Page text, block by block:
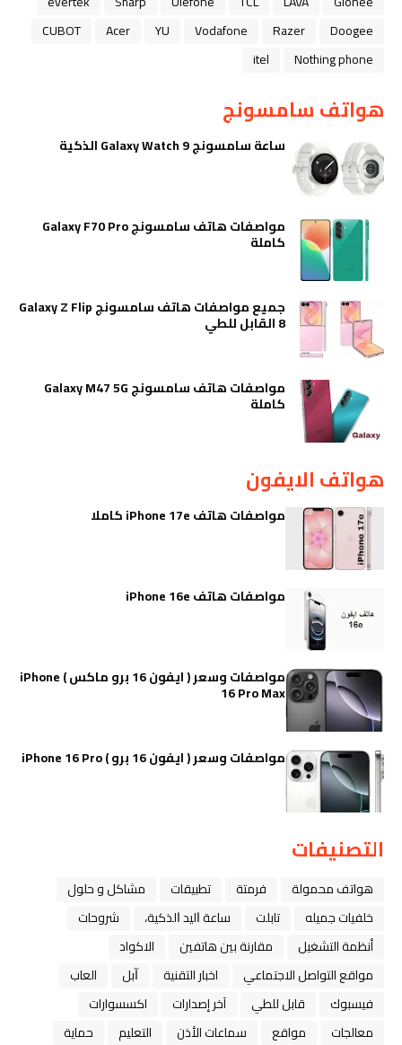
Doogee
Razer
Vodafone
YU
Acer
CUBOT
Nothing phone
itel
هواتف سامسونج
ساعة سامسونج Galaxy Watch 9 الذكية
مواصفات هاتف سامسونج Galaxy F70 Pro
كاملة
جميع مواصفات هاتف سامسونج Galaxy Z Flip
8 القابل للطي
مواصفات هاتف سامسونج Galaxy M47 5G
كاملة
هواتف الايفون
مواصفات هاتف iPhone 17e كاملا
مواصفات هاتف iPhone 16e
مواصفات وسعر ( ايفون 16 برو ماكس ) iPhone
16 Pro Max
مواصفات وسعر ( ايفون 16 برو ) iPhone 16 Pro
التصنيفات
هواتف محمولة فرمتة تطبيقات
مشاكل و حلول
خلفيات جميله
تابلت ﺳﺎﻋﺔ ﺍﻟﻴﺪ ﺍﻟﺬﻛﻴﺔ،
شروحات
أنظمة التشغيل
مقارنة بين هاتفين
الاكواد
مواقع التواصل الاجتماعي
اخبار التقنية ﺁﺑﻞ
العاب
فيسبوك
قابل للطي آخر إصدارات
اكسسوارات
معالجات
مواقع سماعات الأذن التعليم
حماية